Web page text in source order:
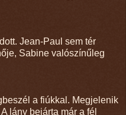
Jean-Paul sem tér
Sabine valószínűleg
a fiúkkal. Megjelenik
lány bejárta már a fél